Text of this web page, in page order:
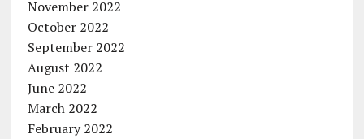
November 2022
October 2022
September 2022
August 2022
June 2022
March 2022
February 2022